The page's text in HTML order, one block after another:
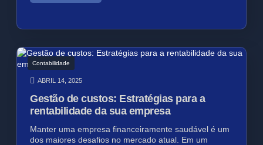
Contabilidade
ABRIL 14, 2025
Gestão de custos: Estratégias para a
rentabilidade da sua empresa
Manter uma empresa financeiramente saudável é um
dos maiores desafios no mercado atual. Em um